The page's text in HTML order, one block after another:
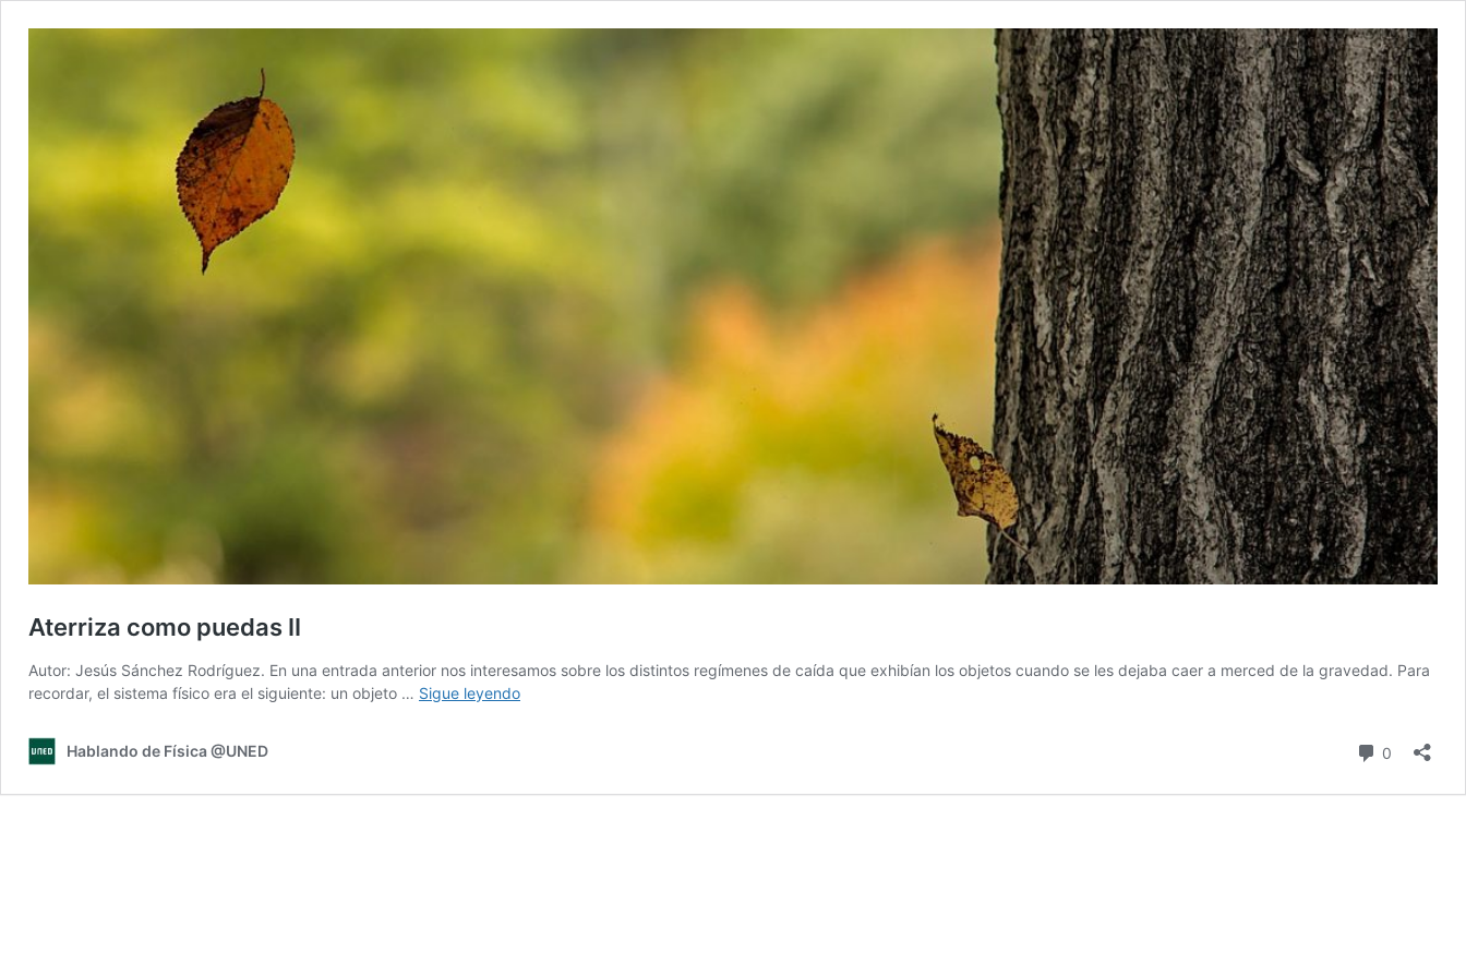
Aterriza como puedas II
Autor: Jesús Sánchez Rodríguez. En una entrada anterior nos interesamos sobre los distintos regímenes de caída que exhibían los objetos cuando se les dejaba caer a merced de la gravedad. Para
recordar, el sistema físico era el siguiente: un objeto … Sigue leyendoAterriza
Hablando de Física @UNED 0